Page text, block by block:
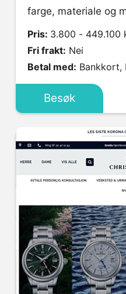
farge, materiale og
Pris: 3.800 - 449.100
Fri frakt: Nei
Betal med: Bankkort,
Besøk